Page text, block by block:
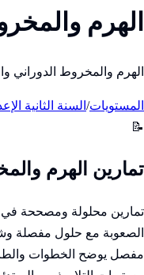
الهرم
الهرم والمخروط الدوراني
المستويات/ السنة الثانية
📝
تمارين الهرم
تمارين محلولة ومصححة في
الصعوبة مع حلول مفصلة
مفصل يوضح الخطوات والطرق